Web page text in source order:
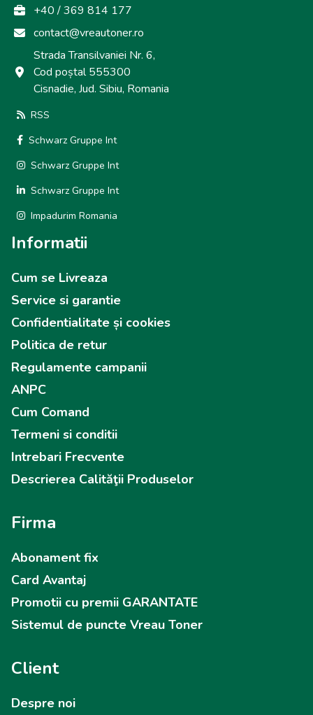
+40 / 369 814 177
contact@vreautoner.ro
Strada Transilvaniei Nr. 6,
Cod poștal 555300
Cisnadie, Jud. Sibiu, Romania
RSS
Schwarz Gruppe Int
Schwarz Gruppe Int
Schwarz Gruppe Int
Impadurim Romania
Informatii
Cum se Livreaza
Service si garantie
Confidentialitate și cookies
Politica de retur
Regulamente campanii
ANPC
Cum Comand
Termeni si conditii
Intrebari Frecvente
Descrierea Calităţii Produselor
Firma
Abonament fix
Card Avantaj
Promotii cu premii GARANTATE
Sistemul de puncte Vreau Toner
Client
Despre noi